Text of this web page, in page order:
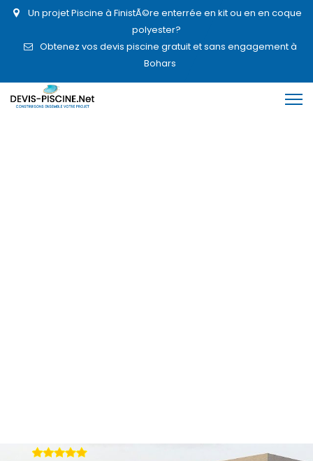
Un projet Piscine à FinistÃ©re enterrée en kit ou en en coque
polyester?
Obtenez vos devis piscine gratuit et sans engagement à
Bohars